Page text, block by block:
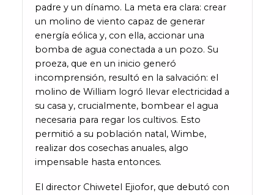
padre y un dínamo. La meta era clara: crear
un molino de viento capaz de generar
energía eólica y, con ella, accionar una
bomba de agua conectada a un pozo. Su
proeza, que en un inicio generó
incomprensión, resultó en la salvación: el
molino de William logró llevar electricidad a
su casa y, crucialmente, bombear el agua
necesaria para regar los cultivos. Esto
permitió a su población natal, Wimbe,
realizar dos cosechas anuales, algo
impensable hasta entonces.
El director Chiwetel Ejiofor, que debutó con